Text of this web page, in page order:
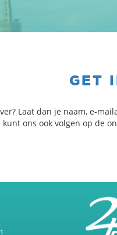
GET
Laat dan je naam, e-
kunt ons ook volgen op de